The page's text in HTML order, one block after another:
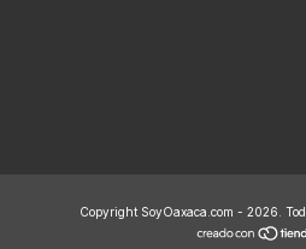
Copyright SoyOaxaca.com - 2026.